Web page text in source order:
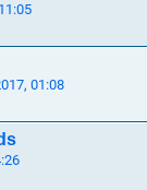
01:08